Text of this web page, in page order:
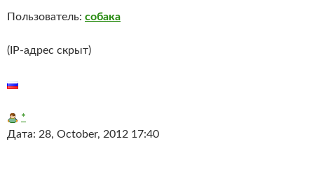
Пользователь: собака
(IP-адрес скрыт)
*
Дата: 28, October, 2012 17:40